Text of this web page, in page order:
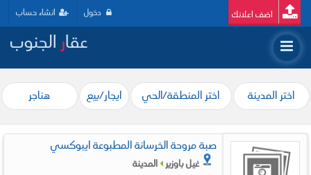
دخول انشاء حساب اضف اعلانك
عقارالجنوب
اختر المدينة اختر المنطقة/الحي ايجار/بيع هناجر
صبة مروحة الخرسانة المطبوعة ايبوكسي
غيل باوزير المدينة